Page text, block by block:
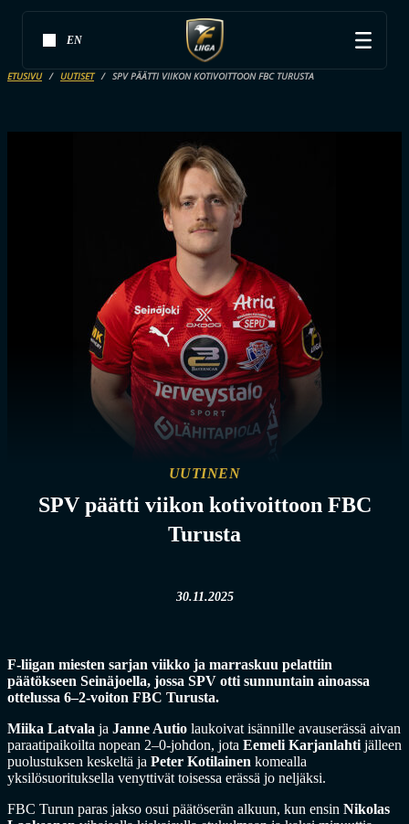
EN
ETUSIVU UUTISET SPV PÄÄTTI VIIKON KOTIVOITTOON FBC TURUSTA
UUTINEN
SPV päätti viikon kotivoittoon FBC
Turusta
30.11.2025
F-liigan miesten sarjan viikko ja marraskuu pelattiin
päätökseen Seinäjoella, jossa SPV otti sunnuntain ainoassa
ottelussa 6–2-voiton FBC Turusta.
Miika Latvala ja Janne Autio laukoivat isännille avauserässä aivan
paraatipaikoilta nopean 2–0-johdon, jota Eemeli Karjanlahti jälleen
puolustuksen keskeltä ja Peter Kotilainen komealla
yksilösuorituksella venyttivät toisessa erässä jo neljäksi.
FBC Turun paras jakso osui päätöserän alkuun, kun ensin Nikolas